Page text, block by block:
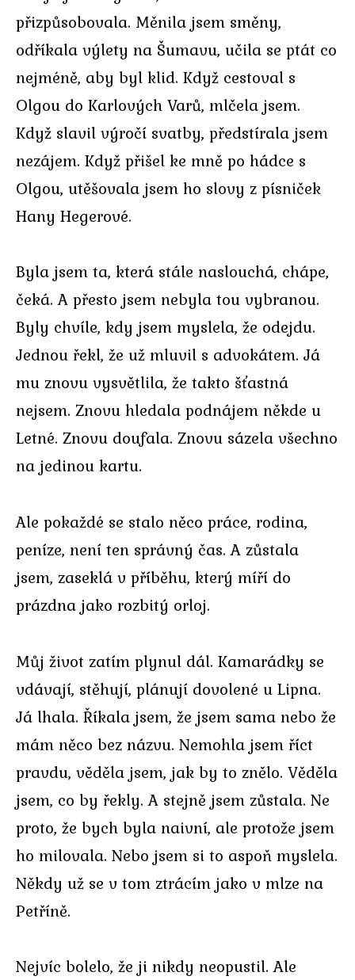
přizpůsobovala. Měnila jsem směny,
odříkala výlety na Šumavu, učila se ptát co
nejméně, aby byl klid. Když cestoval s
Olgou do Karlových Varů, mlčela jsem.
Když slavil výročí svatby, předstírala jsem
nezájem. Když přišel ke mně po hádce s
Olgou, utěšovala jsem ho slovy z písniček
Hany Hegerové.
Byla jsem ta, která stále naslouchá, chápe,
čeká. A přesto jsem nebyla tou vybranou.
Byly chvíle, kdy jsem myslela, že odejdu.
Jednou řekl, že už mluvil s advokátem. Já
mu znovu vysvětlila, že takto šťastná
nejsem. Znovu hledala podnájem někde u
Letné. Znovu doufala. Znovu sázela všechno
na jedinou kartu.
Ale pokaždé se stalo něco práce, rodina,
peníze, není ten správný čas. A zůstala
jsem, zaseklá v příběhu, který míří do
prázdna jako rozbitý orloj.
Můj život zatím plynul dál. Kamarádky se
vdávají, stěhují, plánují dovolené u Lipna.
Já lhala. Říkala jsem, že jsem sama nebo že
mám něco bez názvu. Nemohla jsem říct
pravdu, věděla jsem, jak by to znělo. Věděla
jsem, co by řekly. A stejně jsem zůstala. Ne
proto, že bych byla naivní, ale protože jsem
ho milovala. Nebo jsem si to aspoň myslela.
Někdy už se v tom ztrácím jako v mlze na
Petříně.
Nejvíc bolelo, že ji nikdy neopustil. Ale